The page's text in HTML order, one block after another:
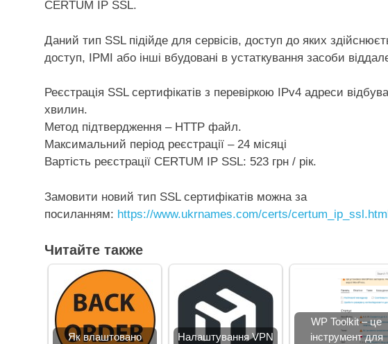
CERTUM IP SSL.
Даний тип SSL підійде для сервісів, доступ до яких
доступ, IPMI або інші вбудовані в устаткування засоби
Реєстрація SSL сертифікатiв з перевіркою IPv4 адреси
хвилин.
Метод підтвердження – HTTP файл.
Максимальний період реєстрації – 24 місяці
Вартість реєстрації CERTUM IP SSL: 523 грн / рік.
Замовити новий тип SSL сертифікатів можна за
посиланням: https://www.ukrnames.com/certs/
Читайте также
Як влаштовано
Налаштування VPN
WP Toolkit – це
інструмент для